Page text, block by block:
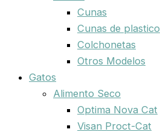
Cunas
Cunas de plastico
Colchonetas
Otros Modelos
Gatos
Alimento Seco
Optima Nova Cat
Visan Proct-Cat